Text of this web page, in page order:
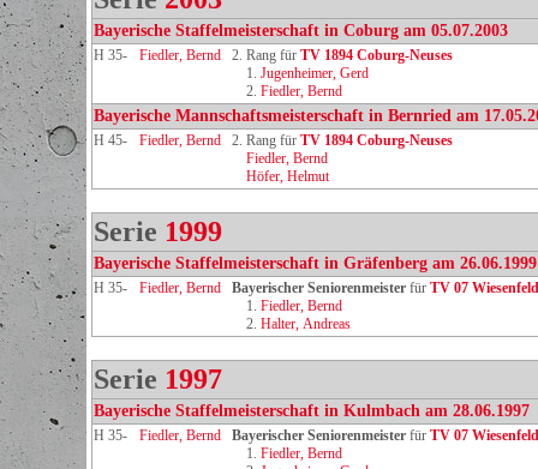
Bayerische Staffelmeisterschaft in Coburg am 05.07.2003
H 35- Fiedler, Bernd 2. Rang für TV 1894 Coburg‑Neuses
1. Jugenheimer, Gerd
2. Fiedler, Bernd
Bayerische Mannschaftsmeisterschaft in Bernried am
H 45- Fiedler, Bernd 2. Rang für TV 1894 Coburg‑Neuses
Fiedler, Bernd
Höfer, Helmut
Serie 1999
Bayerische Staffelmeisterschaft in Gräfenberg am 26.06.1999
H 35- Fiedler, Bernd Bayerischer Seniorenmeister für TV 07 Wiesenfeld
1. Fiedler, Bernd
2. Halter, Andreas
Serie 1997
Bayerische Staffelmeisterschaft in Kulmbach am 28.06.1997
H 35- Fiedler, Bernd Bayerischer Seniorenmeister für TV 07 Wiesenfeld
1. Fiedler, Bernd